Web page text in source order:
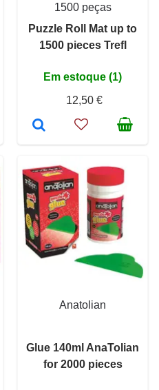
1500 peças
Puzzle Roll Mat up to
1500 pieces Trefl
Em estoque (1)
12,50 €
Anatolian
Glue 140ml AnaTolian
for 2000 pieces